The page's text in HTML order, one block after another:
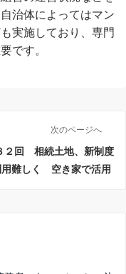
治体によってはマン
実施しており、専門
です。
次のページへ
２回 相続土地、新制度
用難しく 空き家で活用